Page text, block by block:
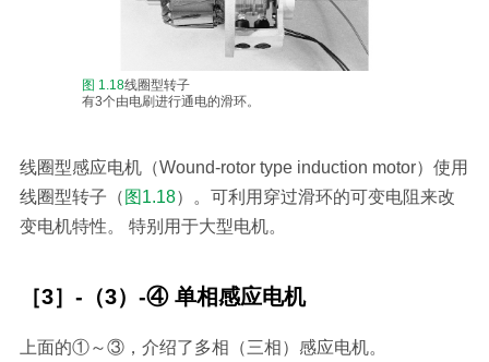
图 1.18线圈型转子
有3个由电刷进行通电的滑环。
线圈型感应电机（Wound-rotor type induction motor）使用
线圈型转子（ 图1.18）。可利用穿过滑环的可变电阻来改
变电机特性。 特别用于大型电机。
［3］-（3）-④ 单相感应电机
上面的①～③，介绍了多相（三相）感应电机。